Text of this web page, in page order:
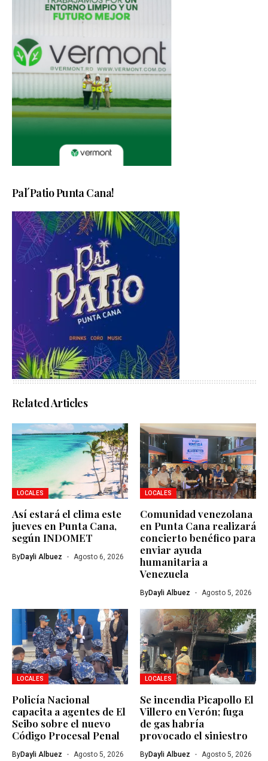
Pal´Patio Punta Cana!
Related Articles
LOCALES
Así estará el clima este
jueves en Punta Cana,
según INDOMET
ByDayli Albuez Agosto 6, 2026
LOCALES
Comunidad venezolana
en Punta Cana realizará
concierto benéfico para
enviar ayuda
humanitaria a
Venezuela
ByDayli Albuez Agosto 5, 2026
LOCALES
Policía Nacional
capacita a agentes de El
Seibo sobre el nuevo
Código Procesal Penal
ByDayli Albuez Agosto 5, 2026
LOCALES
Se incendia Picapollo El
Villero en Verón; fuga
de gas habría
provocado el siniestro
ByDayli Albuez Agosto 5, 2026